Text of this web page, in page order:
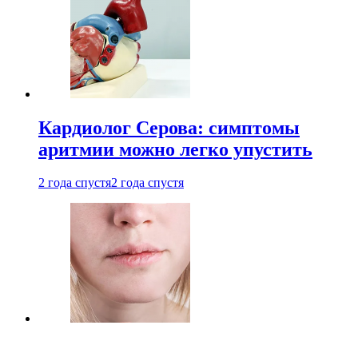
Кардиолог Серова: симптомы
аритмии можно легко упустить
2 года спустя2 года спустя